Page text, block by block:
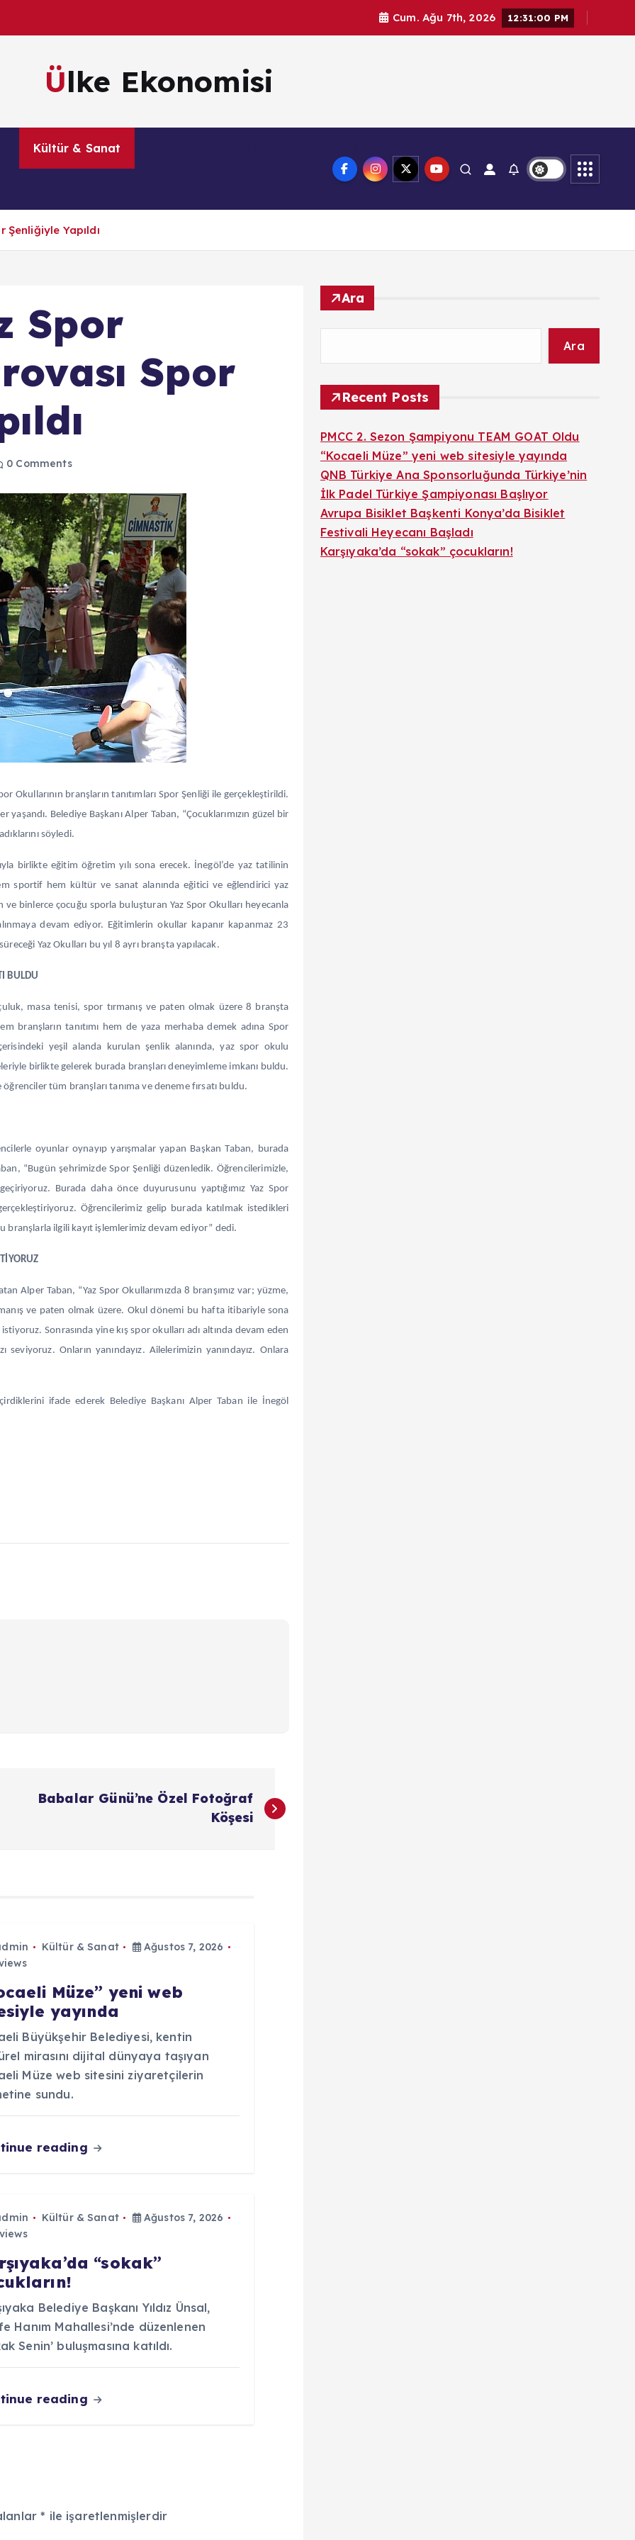
Cum. Ağu 7th, 2026 12:31:01 PM
Ülke Ekonomisi
Kültür & Sanat
Şenliğiyle Yapıldı
Spor
Spor
0 Comments
Okullarının branşların tanıtımları Spor Şenliği ile gerçekleştirildi.
Belediye Başkanı Alper Taban, “Çocuklarımızın güzel bir
söyledi.
birlikte eğitim öğretim yılı sona erecek. İnegöl’de yaz tatilinin
sportif hem kültür ve sanat alanında eğitici ve eğlendirici yaz
binlerce çocuğu sporla buluşturan Yaz Spor Okulları heyecanla
devam ediyor. Eğitimlerin okullar kapanır kapanmaz 23
Yaz Okulları bu yıl 8 ayrı branşta yapılacak.
BULDU
masa tenisi, spor tırmanış ve paten olmak üzere 8 branşta
branşların tanıtımı hem de yaza merhaba demek adına Spor
yeşil alanda kurulan şenlik alanında, yaz spor okulu
birlikte gelerek burada branşları deneyimleme imkanı buldu.
tüm branşları tanıma ve deneme fırsatı buldu.
oyunlar oynayıp yarışmalar yapan Başkan Taban, burada
“Bugün şehrimizde Spor Şenliği düzenledik. Öğrencilerimizle,
Burada daha önce duyurusunu yaptığımız Yaz Spor
Öğrencilerimiz gelip burada katılmak istedikleri
branşlarla ilgili kayıt işlemlerimiz devam ediyor” dedi.
Alper Taban, “Yaz Spor Okullarımızda 8 branşımız var; yüzme,
ve paten olmak üzere. Okul dönemi bu hafta itibariyle sona
Sonrasında yine kış spor okulları adı altında devam eden
seviyoruz. Onların yanındayız. Ailelerimizin yanındayız. Onlara
ifade ederek Belediye Başkanı Alper Taban ile İnegöl
Babalar Günü’ne Özel Fotoğraf
Köşesi
Kültür & Sanat
Ağustos 7, 2026
Müze” yeni web
yayında
Büyükşehir Belediyesi, kentin
mirasını dijital dünyaya taşıyan
Müze web sitesini ziyaretçilerin
sundu.
reading
Kültür & Sanat
Ağustos 7, 2026
“sokak”
Belediye Başkanı Yıldız Ünsal,
Hanım Mahallesi’nde düzenlenen
Senin’ buluşmasına katıldı.
reading
* ile işaretlenmişlerdir
Ara
Ara
Recent Posts
PMCC 2. Sezon Şampiyonu TEAM GOAT Oldu
“Kocaeli Müze” yeni web sitesiyle yayında
QNB Türkiye Ana Sponsorluğunda Türkiye’nin
İlk Padel Türkiye Şampiyonası Başlıyor
Avrupa Bisiklet Başkenti Konya’da Bisiklet
Festivali Heyecanı Başladı
Karşıyaka’da “sokak” çocukların!